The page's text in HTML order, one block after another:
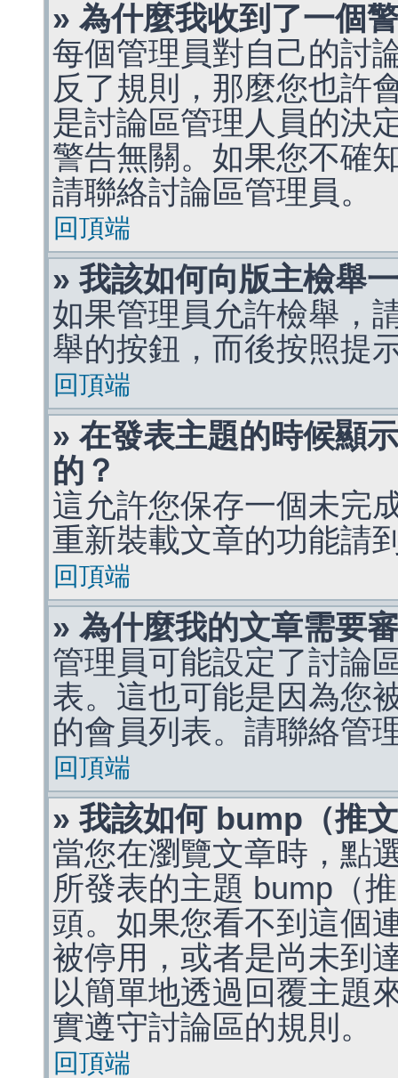
» 為什麼我收到了一個
每個管理員對自己的討
反了規則，那麼您也許
是討論區管理人員的決
警告無關。如果您不確
請聯絡討論區管理員。
回頂端
» 我該如何向版主檢舉
如果管理員允許檢舉，
舉的按鈕，而後按照提
回頂端
» 在發表主題的時候顯
的？
這允許您保存一個未完
重新裝載文章的功能請
回頂端
» 為什麼我的文章需要
管理員可能設定了討論
表。這也可能是因為您
的會員列表。請聯絡管
回頂端
» 我該如何 bump（推
當您在瀏覽文章時，點
所發表的主題 bump（
頭。如果您看不到這個
被停用，或者是尚未到
以簡單地透過回覆主題
實遵守討論區的規則。
回頂端